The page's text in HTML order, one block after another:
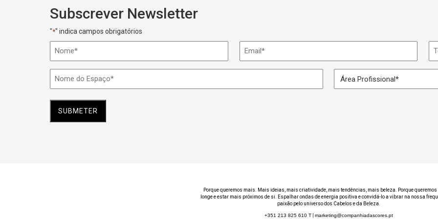
Subscrever Newsletter
"*" indica campos obrigatórios
Nome Email
Nome
do
Área
Profissional
Porque queremos mais. Mais ideias, mais criatividade, mais tendências, mais beleza. Porque
longe e estar mais próximos de si. Espalhar ondas de energia positiva e convidá-lo a vibrar na nossa
paixão pelo universo dos Cabelos e da Beleza.
+351 213 825 610 T| marketing@companhiadascores.pt